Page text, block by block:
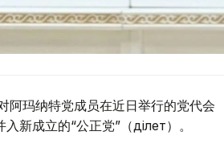
阿玛纳特党成员在近日举行的党代会
新成立的“公正党”（Әділет）。